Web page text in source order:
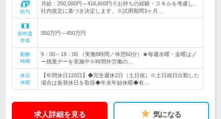
給与
月給：250,000円～416,600円※お持ちの経験・スキルを考慮し、
社内規定に基づき決定します。※試用期間3ヶ月…
初年度
年収
350万円～450万円
勤務
時間
9：00～18：00 （実働8時間／休憩60分）★毎週水曜・金曜はノ
ー残業デーを実施中※時間外労働の…
休日
休暇
【年間休日120日】◆完全週休2日（土日祝）※土日祝日出勤した
場合は振替休日を取得◆年末年始休暇◆有…
求人詳細を見る 気になる